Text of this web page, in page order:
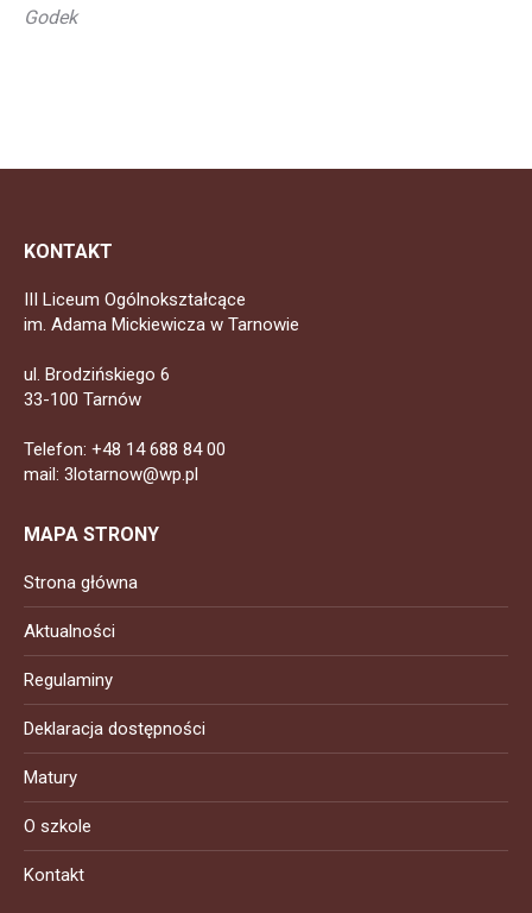
Godek
KONTAKT
III Liceum Ogólnokształcące
im. Adama Mickiewicza w Tarnowie
ul. Brodzińskiego 6
33-100 Tarnów
Telefon: +48 14 688 84 00
mail: 3lotarnow@wp.pl
MAPA STRONY
Strona główna
Aktualności
Regulaminy
Deklaracja dostępności
Matury
O szkole
Kontakt